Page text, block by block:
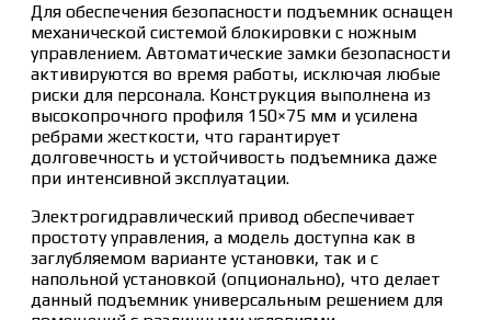
Для обеспечения безопасности подъемник оснащен
механической системой блокировки с ножным
управлением. Автоматические замки безопасности
активируются во время работы, исключая любые
риски для персонала. Конструкция выполнена из
высокопрочного профиля 150×75 мм и усилена
ребрами жесткости, что гарантирует
долговечность и устойчивость подъемника даже
при интенсивной эксплуатации.
Электрогидравлический привод обеспечивает
простоту управления, а модель доступна как в
заглубляемом варианте установки, так и с
напольной установкой (опционально), что делает
данный подъемник универсальным решением для